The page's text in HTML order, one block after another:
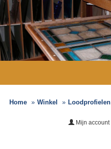
Home Winkel Loodprofielen
Mijn account